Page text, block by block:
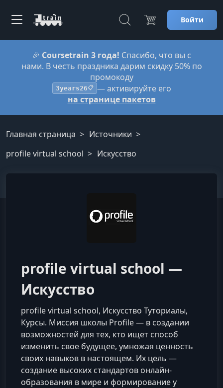
Войти
🎉 Coursetrain 3 года! Спасибо, что вы с
нами. В честь праздника дарим скидку 50% по
промокоду
3years26📋 — активируйте его
на странице пакетов
Главная страница
Источники
profile virtual school
Искусство
profile virtual school —
Искусство
profile virtual school, Искусство Туториалы,
Курсы. Миссия школы Profile — в создании
возможностей для тех, кто ищет способ
изменить свое будущее, умножая ценность
своих навыков в настоящем. Их цель —
создание высоких стандартов онлайн-
образования в мире и формирование у